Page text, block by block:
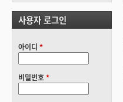
사용자 로그인
아이디 *
비밀번호*